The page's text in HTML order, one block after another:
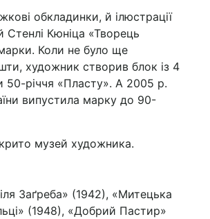
обкладинки, й ілюстрації
Стенлі Кюніца «Творець
Коли не було ще
художник створив блок із 4
річчя «Пласту». А 2005 р.
випустила марку до 90-
музей художника.
Заґреба» (1942), «Митецька
(1948), «Добрий Пастир»